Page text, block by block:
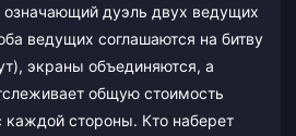
означающий дуэль двух ведущих
ведущих соглашаются на битву
экраны объединяются, а
общую стоимость
каждой стороны. Кто наберет